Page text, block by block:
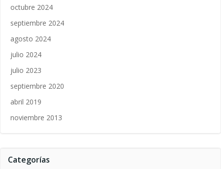
octubre 2024
septiembre 2024
agosto 2024
julio 2024
julio 2023
septiembre 2020
abril 2019
noviembre 2013
Categorías